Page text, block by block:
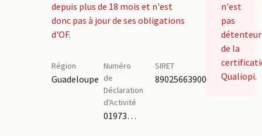
depuis plus de 18 mois et n'est
donc pas à jour de ses obligations
d'OF.
Région
Guadeloupe
Numéro
de
Déclaration
d'Activité
01973386397
SIRET
89025663900018
n'est
pas
détenteur
de la
Qualiopi.